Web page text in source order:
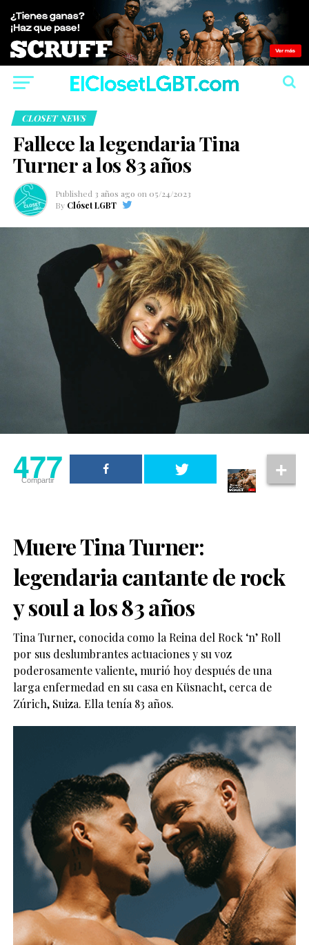
CLOSET NEWS
Fallece la legendaria Tina
Turner a los 83 años
Published 3 años ago on 05/24/2023
By Clóset LGBT
477
Compartir
Muere Tina Turner:
legendaria cantante de rock
y soul a los 83 años
Tina Turner, conocida como la Reina del Rock ‘n’ Roll
por sus deslumbrantes actuaciones y su voz
poderosamente valiente, murió hoy después de una
larga enfermedad en su casa en Küsnacht, cerca de
Zúrich, Suiza. Ella tenía 83 años.